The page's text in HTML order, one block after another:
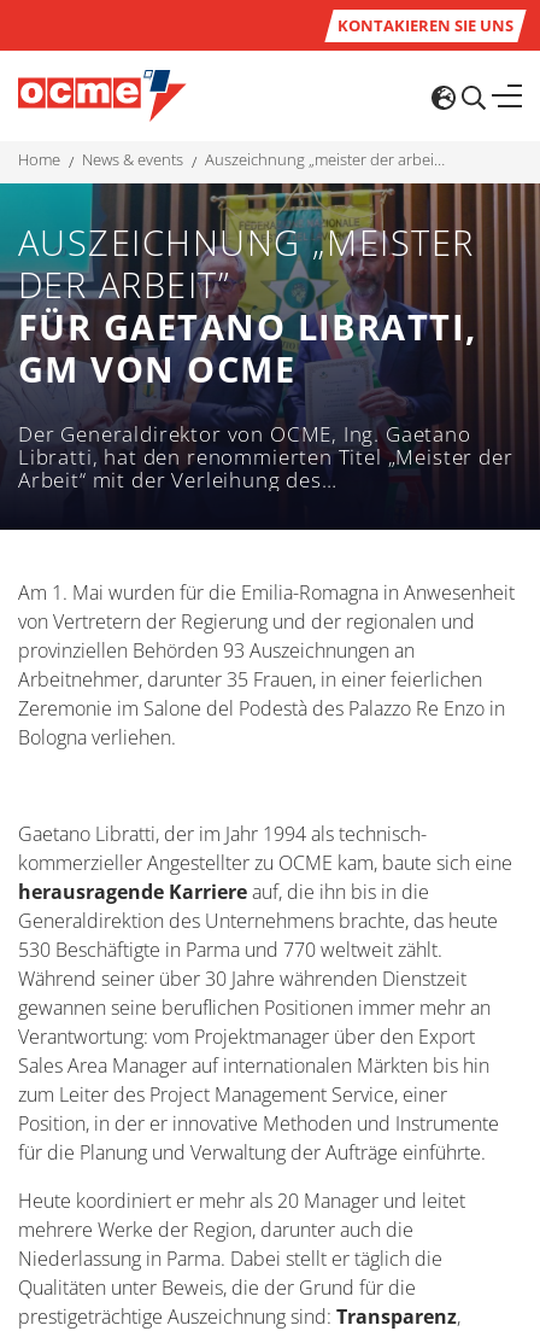
KONTAKIEREN SIE UNS
home news & events auszeichnung „meister der arbeit” für gaetano libratti, gm von ocme
AUSZEICHNUNG „MEISTER
DER ARBEIT”
FÜR GAETANO LIBRATTI,
GM VON OCME
Der Generaldirektor von OCME, Ing. Gaetano
Libratti, hat den renommierten Titel „Meister der
Arbeit“ mit der Verleihung des
Am 1. Mai wurden für die Emilia-Romagna in Anwesenheit
von Vertretern der Regierung und der regionalen und
provinziellen Behörden 93 Auszeichnungen an
Arbeitnehmer, darunter 35 Frauen, in einer feierlichen
Zeremonie im Salone del Podestà des Palazzo Re Enzo in
Bologna verliehen.
Gaetano Libratti, der im Jahr 1994 als technisch-
kommerzieller Angestellter zu OCME kam, baute sich eine
herausragende Karriereauf, die ihn bis in die
Generaldirektion des Unternehmens brachte, das heute
530 Beschäftigte in Parma und 770 weltweit zählt.
Während seiner über 30 Jahre währenden Dienstzeit
gewannen seine beruflichen Positionen immer mehr an
Verantwortung: vom Projektmanager über den Export
Sales Area Manager auf internationalen Märkten bis hin
zum Leiter des Project Management Service, einer
Position, in der er innovative Methoden und Instrumente
für die Planung und Verwaltung der Aufträge einführte.
Heute koordiniert er mehr als 20 Manager und leitet
mehrere Werke der Region, darunter auch die
Niederlassung in Parma. Dabei stellt er täglich die
Qualitäten unter Beweis, die der Grund für die
prestigeträchtige Auszeichnung sind: Transparenz,